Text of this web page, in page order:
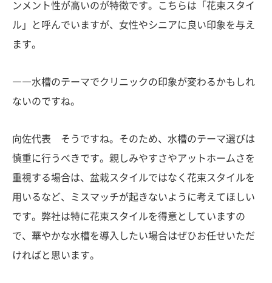
ンメント性が高いのが特徴です。こちらは「花束スタイ
ル」と呼んでいますが、女性やシニアに良い印象を与え
ます。
――水槽のテーマでクリニックの印象が変わるかもしれ
ないのですね。
向佐代表 そうですね。そのため、水槽のテーマ選びは
慎重に行うべきです。親しみやすさやアットホームさを
重視する場合は、盆栽スタイルではなく花束スタイルを
用いるなど、ミスマッチが起きないように考えてほしい
です。弊社は特に花束スタイルを得意としていますの
で、華やかな水槽を導入したい場合はぜひお任せいただ
ければと思います。